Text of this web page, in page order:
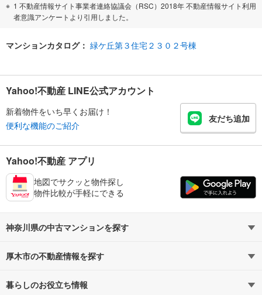
1 不動産情報サイト事業者連絡協議会（RSC）2018年 不動産情報サイト利用
者意識アンケートより引用しました。
マンションカタログ： 緑ケ丘第３住宅２３０２号棟
Yahoo!不動産 LINE公式アカウント
新着物件をいち早くお届け！
便利な機能のご紹介
友だち追加
Yahoo!不動産 アプリ
地図でサクッと物件探し
物件比較が手軽にできる
神奈川県の中古マンションを探す
路線・駅から探す
通勤・通学時間から探す
厚木市の不動産情報を探す
不動産・住宅
暮らしのお役立ち情報